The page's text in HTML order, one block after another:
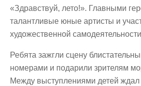
«Здравствуй, лето!». Главными
талантливые юные артисты и
художественной
Ребята зажгли сцену
номерами и подарили зрителям
Между выступлениями детей ждал